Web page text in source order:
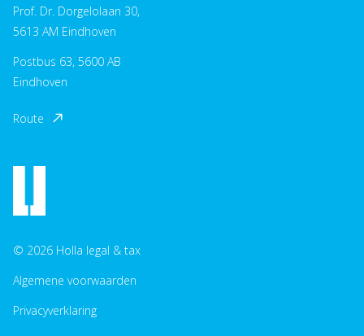
Prof. Dr. Dorgelolaan 30,
5613 AM Eindhoven
Postbus 63, 5600 AB
Eindhoven
Route
© 2026 Holla legal & tax
Algemene voorwaarden
Privacyverklaring